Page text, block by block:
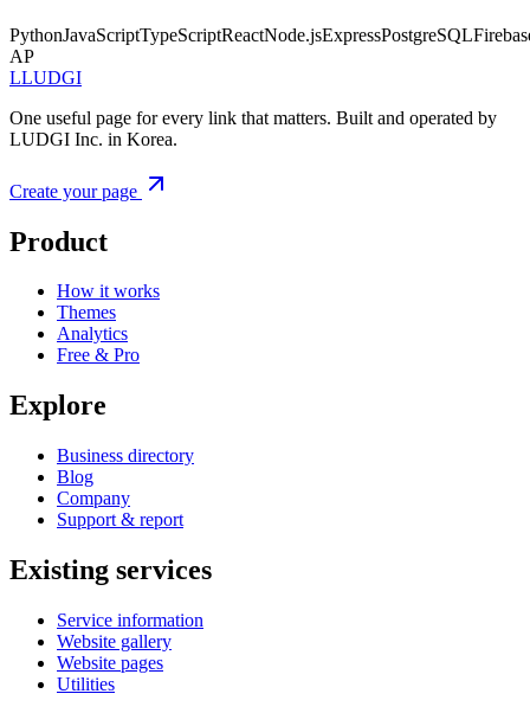
PythonJavaScriptTypeScriptReactNode.jsExpressPostgreSQL
AP
LLUDGI
One useful page for every link that matters. Built and operated by
LUDGI Inc. in Korea.
Create your page
Product
How it works
Themes
Analytics
Free & Pro
Explore
Business directory
Blog
Company
Support & report
Existing services
Service information
Website gallery
Website pages
Utilities